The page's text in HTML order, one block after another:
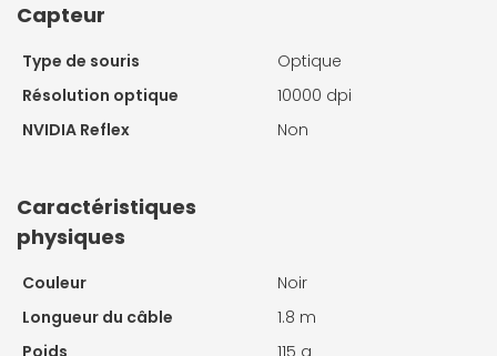
Capteur
Type de souris
Optique
Résolution optique
10000 dpi
NVIDIA Reflex
Non
Caractéristiques
physiques
Couleur
Noir
Longueur du câble
1.8 m